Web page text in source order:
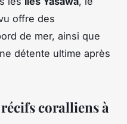
offre des
de mer, ainsi que
détente ultime après
coralliens à